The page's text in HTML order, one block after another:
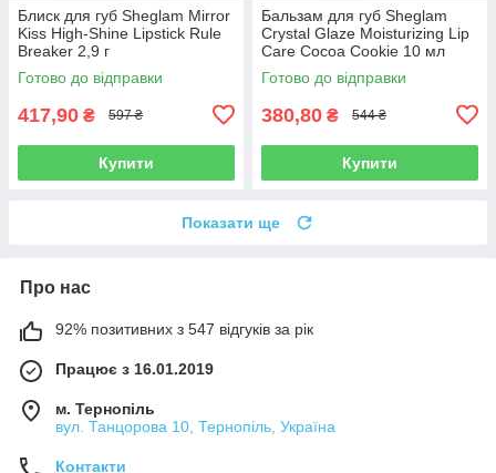
Блиск для губ Sheglam Mirror
Kiss High-Shine Lipstick Rule
Breaker 2,9 г
Готово до відправки
417,90 ₴ 597 ₴
Купити
Бальзам для губ Sheglam
Crystal Glaze Moisturizing Lip
Care Cocoa Cookie 10 мл
Готово до відправки
380,80 ₴ 544 ₴
Купити
Показати ще
Про нас
92% позитивних з 547 відгуків за рік
Працює з 16.01.2019
м. Тернопіль
вул. Танцорова 10, Тернопіль, Україна
Контакти